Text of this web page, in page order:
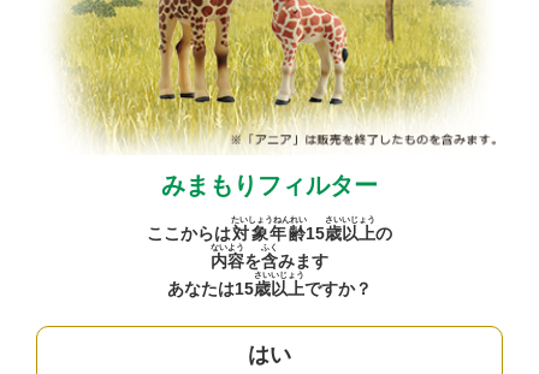
みまもりフィルター
ここからは対象年齢
たいしょうねんれい
15歳
さい
以上
いじょう
の
内容
ないよう
を含
ふく
みます
あなたは15歳
さい
以上
いじょう
ですか？
はい